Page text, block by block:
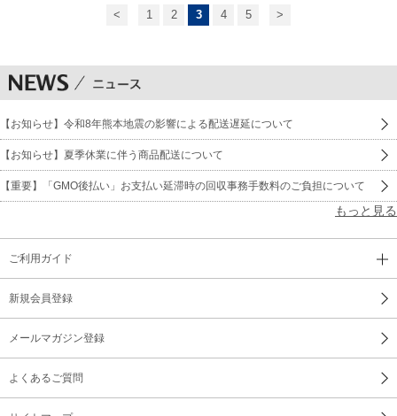
< 1 2 3 4 5 >
【お知らせ】令和8年熊本地震の影響による配送遅延について
【お知らせ】夏季休業に伴う商品配送について
【重要】「GMO後払い」お支払い延滞時の回収事務手数料のご負担について
もっと見る
ご利用ガイド
新規会員登録
メールマガジン登録
よくあるご質問